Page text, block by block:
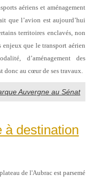
aériens et aménagement
que l’avion est aujourd’hui
territoires enclavés, non
que le transport aérien
d’aménagement des
au cœur de ses travaux.
Auvergne au Sénat
à destination
de l'Aubrac est parsemé